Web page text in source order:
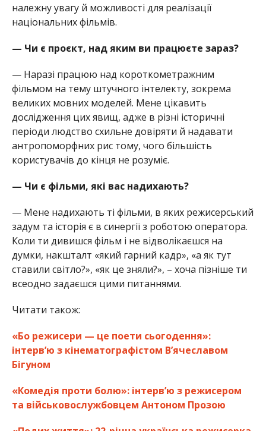
належну увагу й можливості для реалізації
національних фільмів.
— Чи є проєкт, над яким ви працюєте зараз?
— Наразі працюю над короткометражним
фільмом на тему штучного інтелекту, зокрема
великих мовних моделей. Мене цікавить
дослідження цих явищ, адже в різні історичні
періоди людство схильне довіряти й надавати
антропоморфних рис тому, чого більшість
користувачів до кінця не розуміє.
— Чи є фільми, які вас надихають?
— Мене надихають ті фільми, в яких режисерський
задум та історія є в синергії з роботою оператора.
Коли ти дивишся фільм і не відволікаєшся на
думки, накшталт «який гарний кадр», «а як тут
ставили світло?», «як це зняли?», – хоча пізніше ти
всеодно задаєшся цими питаннями.
Читати також:
«Бо режисери — це поети сьогодення»:
інтерв’ю з кінематографістом В’ячеславом
Бігуном
«Комедія проти болю»: інтерв’ю з режисером
та військовослужбовцем Антоном Прозою